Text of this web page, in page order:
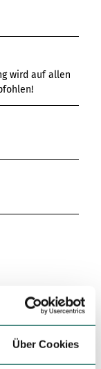
Über Cookies
wird auf allen